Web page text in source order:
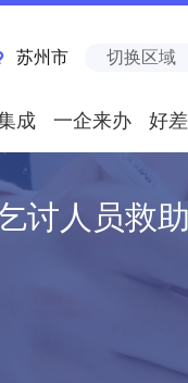
苏州市 切换区域
成 一企来办 好
讨人员救